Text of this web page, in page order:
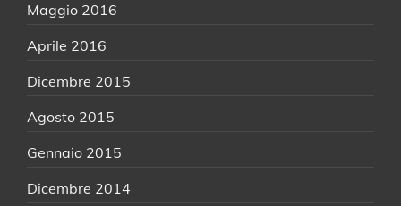
Maggio 2016
Aprile 2016
Dicembre 2015
Agosto 2015
Gennaio 2015
Dicembre 2014